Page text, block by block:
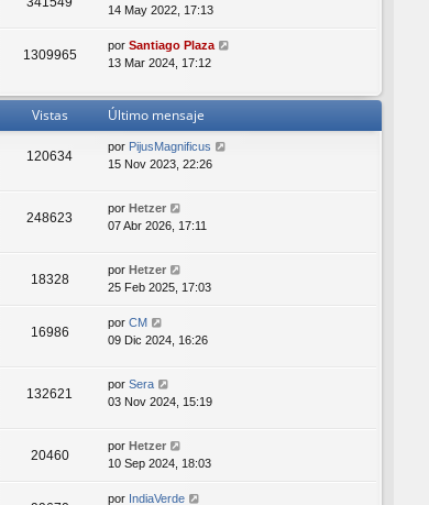
14 May 2022, 17:13
1309965
por Santiago Plaza
13 Mar 2024, 17:12
Vistas Último mensaje
120634
por PijusMagnificus
15 Nov 2023, 22:26
248623
por Hetzer
07 Abr 2026, 17:11
18328
por Hetzer
25 Feb 2025, 17:03
16986
por CM
09 Dic 2024, 16:26
132621
por Sera
03 Nov 2024, 15:19
20460
por Hetzer
10 Sep 2024, 18:03
por IndiaVerde